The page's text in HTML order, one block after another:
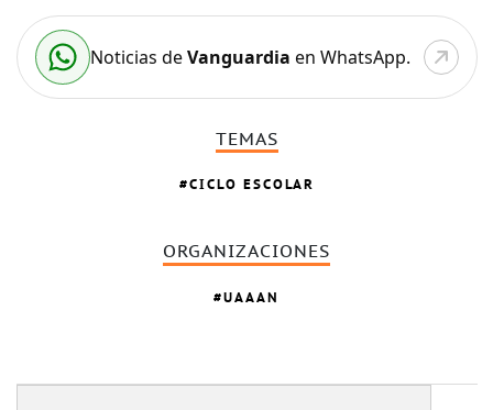
Noticias deVanguardia en WhatsApp.
TEMAS
CICLO ESCOLAR
ORGANIZACIONES
UAAAN